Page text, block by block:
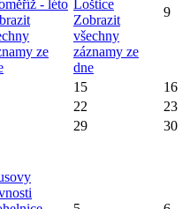
- léto
ze
Loštice
Zobrazit
všechny
záznamy ze
dne
9
15
16
22
23
29 30